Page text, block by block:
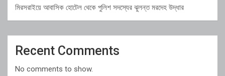
মিরসরাইয়ে আবাসিক হোটেল থেকে পুলিশ সদস্যের ঝুলন্ত মরদেহ উদ্ধার
Recent Comments
No comments to show.